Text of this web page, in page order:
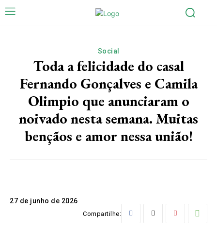
Social
Toda a felicidade do casal
Fernando Gonçalves e Camila
Olimpio que anunciaram o
noivado nesta semana. Muitas
bençãos e amor nessa união!
27 de junho de 2026
Compartilhe: